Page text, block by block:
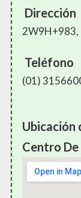
Dirección
2W9H+983,
Teléfono
(01)
Ubicación
Centro De